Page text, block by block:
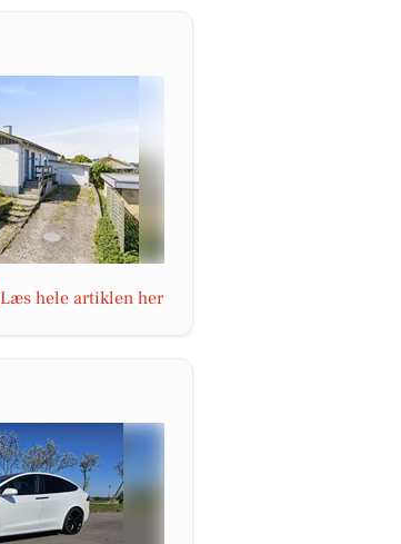
Læs hele artiklen her